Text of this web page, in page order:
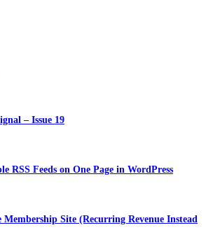
– Issue 19
RSS Feeds on One Page in WordPress
Site (Recurring Revenue Instead